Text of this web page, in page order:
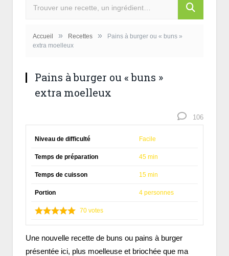
Accueil » Recettes »
Pains à burger ou « buns »
extra moelleux
Pains à burger ou « buns »
extra moelleux
106
Niveau de difficulté Facile
Temps de préparation 45 min
Temps de cuisson 15 min
Portion 4 personnes
70 votes
Une nouvelle recette de buns ou pains à burger
présentée ici, plus moelleuse et briochée que ma